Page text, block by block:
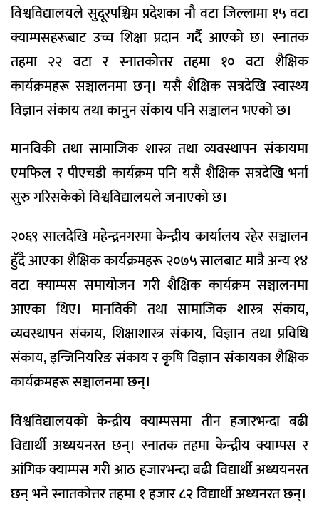
विश्वविद्यालयले सुदूरपश्चिम प्रदेशका नौ वटा जिल्लामा १५ वटा
क्याम्पसहरूबाट उच्च शिक्षा प्रदान गर्दै आएको छ। स्नातक
तहमा २२ वटा र स्नातकोत्तर तहमा १० वटा शैक्षिक
कार्यक्रमहरू सञ्चालनमा छन्। यसै शैक्षिक सत्रदेखि स्वास्थ्य
विज्ञान संकाय तथा कानुन संकाय पनि सञ्चालन भएको छ।
मानविकी तथा सामाजिक शास्त्र तथा व्यवस्थापन संकायमा
एमफिल र पीएचडी कार्यक्रम पनि यसै शैक्षिक सत्रदेखि भर्ना
सुरु गरिसकेको विश्वविद्यालयले जनाएको छ।
२०६९ सालदेखि महेन्द्रनगरमा केन्द्रीय कार्यालय रहेर सञ्चालन
हुँदै आएका शैक्षिक कार्यक्रमहरू २०७५ सालबाट मात्रै अन्य १४
वटा क्याम्पस समायोजन गरी शैक्षिक कार्यक्रम सञ्चालनमा
आएका थिए। मानविकी तथा सामाजिक शास्त्र संकाय,
व्यवस्थापन संकाय, शिक्षाशास्त्र संकाय, विज्ञान तथा प्रविधि
संकाय, इन्जिनियरिङ संकाय र कृषि विज्ञान संकायका शैक्षिक
कार्यक्रमहरू सञ्चालनमा छन्।
विश्वविद्यालयको केन्द्रीय क्याम्पसमा तीन हजारभन्दा बढी
विद्यार्थी अध्ययनरत छन्। स्नातक तहमा केन्द्रीय क्याम्पस र
आंगिक क्याम्पस गरी आठ हजारभन्दा बढी विद्यार्थी अध्ययनरत
छन् भने स्नातकोत्तर तहमा १ हजार ८२ विद्यार्थी अध्यनरत छन्।